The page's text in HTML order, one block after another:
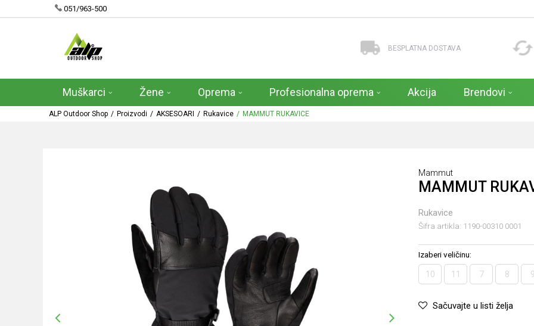
051/963-500
BESPLATNA DOSTAVA
Muškarci Žene Oprema Profesionalna oprema Akcija Brendovi
ALP Outdoor Shop Proizvodi AKSESOARI Rukavice MAMMUT RUKAVICE
Mammut
MAMMUT
Rukavice
Šifra artikla: 1190-00310 0001
Izaberi veličinu:
10 11 7 8
Sačuvajte u listi želja